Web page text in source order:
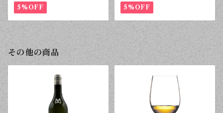
5%OFF 5%OFF
その他の商品